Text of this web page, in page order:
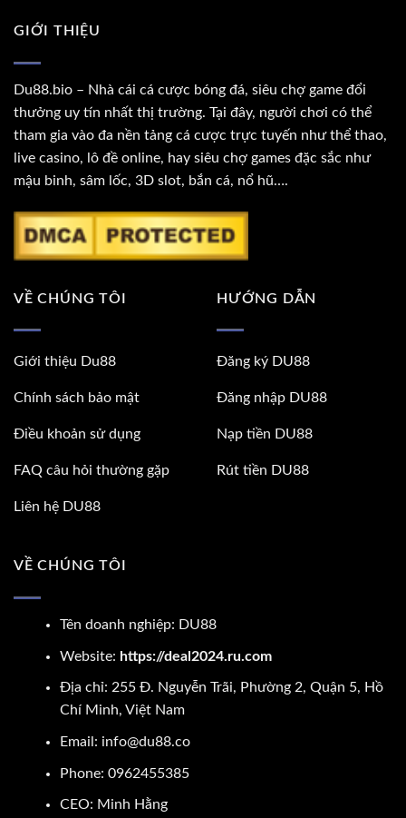
GIỚI THIỆU
Du88.bio – Nhà cái cá cược bóng đá, siêu chợ game đổi
thưởng uy tín nhất thị trường. Tại đây, người chơi có thể
tham gia vào đa nền tảng cá cược trực tuyến như thể thao,
live casino, lô đề online, hay siêu chợ games đặc sắc như
mậu binh, sâm lốc, 3D slot, bắn cá, nổ hũ….
VỀ CHÚNG TÔI
Giới thiệu Du88
Chính sách bảo mật
Điều khoản sử dụng
FAQ câu hỏi thường gặp
Liên hệ DU88
HƯỚNG DẪN
Đăng ký DU88
Đăng nhập DU88
Nạp tiền DU88
Rút tiền DU88
VỀ CHÚNG TÔI
Tên doanh nghiệp: DU88
Website: https://deal2024.ru.com
Địa chỉ: 255 Đ. Nguyễn Trãi, Phường 2, Quận 5, Hồ
Chí Minh, Việt Nam
Email: info@du88.co
Phone: 0962455385
CEO: Minh Hằng